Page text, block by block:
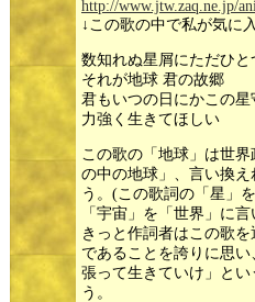
http://www.jtw.zaq.ne.jp/
↓この歌の中で私が気に
数知れぬ星屑にただひと
それが地球 君の故郷
君もいつの日にかこの星
力強く生きてほしい
この歌の「地球」は世
の中の地球」、言い換
う。(この歌詞の「星」
「宇宙」を「世界」に
きっと作詞者はこの歌
であることを誇りに思
張って生きていけ」と
う。